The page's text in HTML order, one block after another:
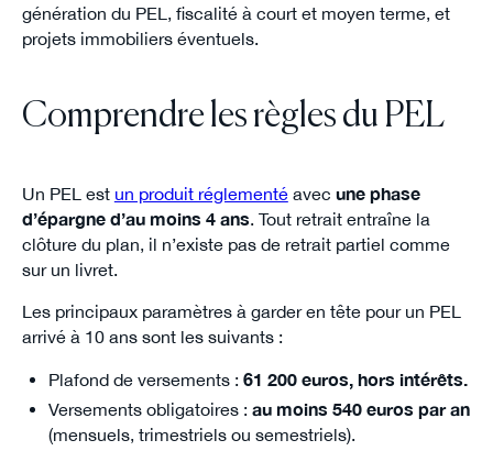
génération du PEL, fiscalité à court et moyen terme, et
projets immobiliers éventuels.
Comprendre les règles du PEL
Un PEL est un produit réglementéavec une phase
d’épargne d’au moins 4 ans . Tout retrait entraîne la
clôture du plan, il n’existe pas de retrait partiel comme
sur un livret.
Les principaux paramètres à garder en tête pour un PEL
arrivé à 10 ans sont les suivants :
Plafond de versements : 61 200 euros, hors intérêts.
Versements obligatoires : au moins 540 euros par an
(mensuels, trimestriels ou semestriels).